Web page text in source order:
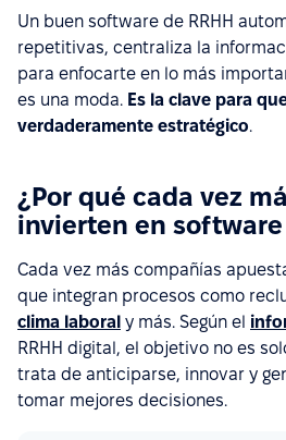
Un buen software de RRHH
repetitivas, centraliza la
para enfocarte en lo más
es una moda. Es la clave para
verdaderamente estratégico.
¿Por qué cada vez
invierten en software
Cada vez más compañías
que integran procesos como
clima laboral y más. Según el
RRHH digital, el objetivo no es
trata de anticiparse, innovar y
tomar mejores decisiones.